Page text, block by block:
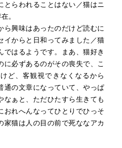
とらわれることはない／猫はニ
。
ら興味はあったのだけど読むに
イからと日和ってみました／猫
ではるようです。まあ、猫好き
に必ずあるのがその喪失で、こ
ど、客観視できなくなるから
通の文章になっていて、やっぱ
なぁと、ただひたすら生きても
おれへんなってひとりでひっそ
家猫は人の目の前で死ななアカ